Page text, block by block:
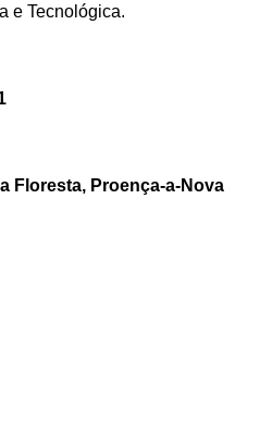
e Tecnológica.
Floresta, Proença-a-Nova